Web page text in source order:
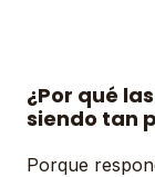
¿Por qué
siendo tan
Porque